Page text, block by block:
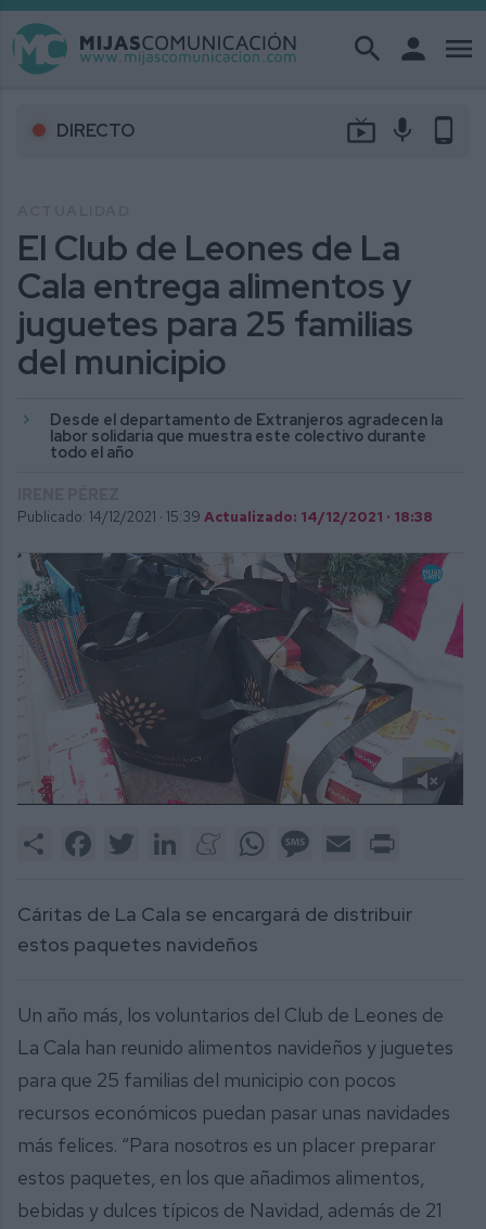
search person menu
DIRECTO live_tv mic phone_android
El Club de Leones de La
Cala entrega alimentos y
juguetes para 25 familias
del municipio
Desde el departamento de Extranjeros agradecen la
labor solidaria que muestra este colectivo durante
todo el año
Publicado: 14/12/2021 · 15:39 Actualizado: 14/12/2021 · 18:38
1
Share FacebookTwitter LinkedInMeneameWhatsAppMessage
Email
Cáritas de La Cala se encargará de distribuir
estos paquetes navideños
Un año más, los voluntarios del Club de Leones de
La Cala han reunido alimentos navideños y juguetes
para que 25 familias del municipio con pocos
recursos económicos puedan pasar unas navidades
más felices. “Para nosotros es un placer preparar
estos paquetes, en los que añadimos alimentos,
bebidas y dulces típicos de Navidad, además de 21